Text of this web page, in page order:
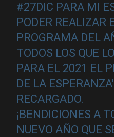
#27DIC PARA MI
PODER REALIZAR
PROGRAMA DEL
TODOS LOS QUE
PARA EL 2021 EL
DE LA
RECARGADO.
¡BENDICIONES A
NUEVO AÑO QUE